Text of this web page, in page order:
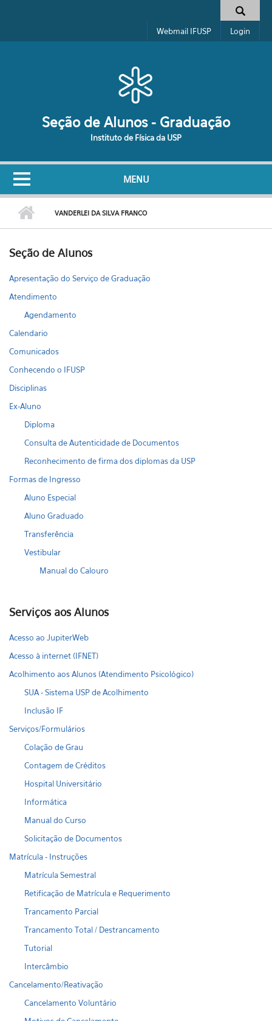
Formulário de busca
Webmail IFUSP Login
Seção de Alunos - Graduação
Instituto de Física da USP
MENU
VANDERLEI DA SILVA FRANCO
Seção de Alunos
Apresentação do Serviço de Graduação
Atendimento
Agendamento
Calendario
Comunicados
Conhecendo o IFUSP
Disciplinas
Ex-Aluno
Diploma
Consulta de Autenticidade de Documentos
Reconhecimento de firma dos diplomas da USP
Formas de Ingresso
Aluno Especial
Aluno Graduado
Transferência
Vestibular
Manual do Calouro
Serviços aos Alunos
Acesso ao JupiterWeb
Acesso à internet (IFNET)
Acolhimento aos Alunos (Atendimento Psicológico)
SUA - Sistema USP de Acolhimento
Inclusão IF
Serviços/Formulários
Colação de Grau
Contagem de Créditos
Hospital Universitário
Informática
Manual do Curso
Solicitação de Documentos
Matrícula - Instruções
Matrícula Semestral
Retificação de Matrícula e Requerimento
Trancamento Parcial
Trancamento Total / Destrancamento
Tutorial
Intercâmbio
Cancelamento/Reativação
Cancelamento Voluntário